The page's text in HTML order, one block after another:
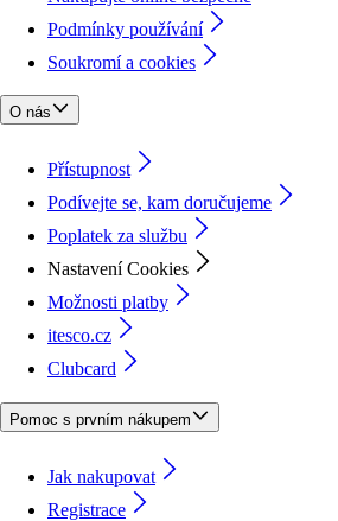
Podmínky používání
Soukromí a cookies
O nás
Přístupnost
Podívejte se, kam doručujeme
Poplatek za službu
Nastavení Cookies
Možnosti platby
itesco.cz
Clubcard
Pomoc s prvním nákupem
Jak nakupovat
Registrace